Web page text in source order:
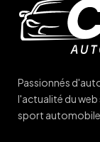
Passionnés
l'actualité du
sport automobile.